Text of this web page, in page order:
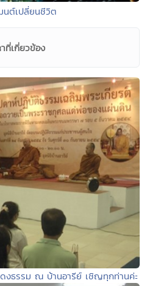
นต์เปลี่ยนชีวิต
ที่เกี่ยวข้อง
ดงธรรม ณ บ้านอารีย์ เชิญทุกท่านค่ะ